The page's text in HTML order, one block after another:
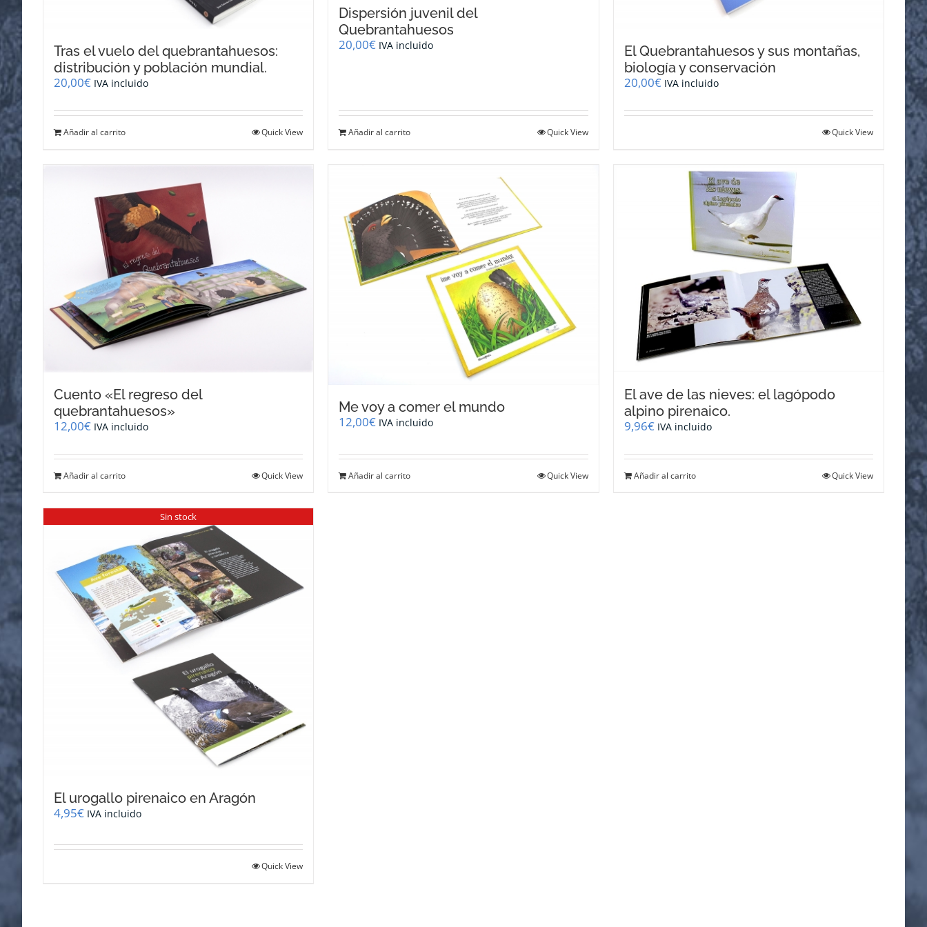
Tras el vuelo del quebrantahuesos:
distribución y población mundial.
20,00€ IVA incluido
Añadir al carrito Quick View
Dispersión juvenil del
Quebrantahuesos
20,00€ IVA incluido
Añadir al carrito Quick View
El Quebrantahuesos y sus montañas,
biología y conservación
20,00€ IVA incluido
Quick View
Cuento «El regreso del
quebrantahuesos»
12,00€ IVA incluido
Añadir al carrito Quick View
Me voy a comer el mundo
12,00€ IVA incluido
Añadir al carrito Quick View
El ave de las nieves: el lagópodo
alpino pirenaico.
9,96€ IVA incluido
Añadir al carrito Quick View
Sin stock
El urogallo pirenaico en Aragón
4,95€ IVA incluido
Quick View